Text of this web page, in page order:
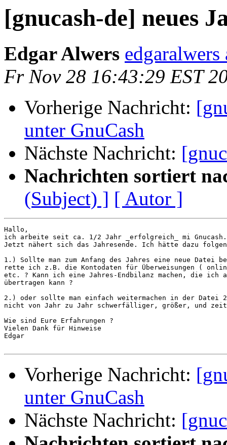
[gnucash-de] neues
Edgar Alwers
Fr Nov 28 16:43:29 EST
Vorherige Nachricht:
unter GnuCash
Nächste Nachricht:
Nachrichten sortiert
(Subject) ] [ Autor ]
Hallo,
ich arbeite seit ca. 1/2 Jahr _erfolgreich_ mi
Jetzt nähert sich das Jahresende. Ich hätte dazu
1.) Sollte man zum Anfang des Jahres eine neue Datei
rette ich z.B. die Kontodaten für Überweisungen (
etc. ? Kann ich eine Jahres-Endbilanz machen, die ich
übertragen kann ?
2.) oder sollte man einfach weitermachen in der Datei
nicht von Jahr zu Jahr schwerfälliger, größer, und
Wie sind Eure Erfahrungen ?
Vielen Dank für Hinweise
Edgar
Vorherige Nachricht:
unter GnuCash
Nächste Nachricht: